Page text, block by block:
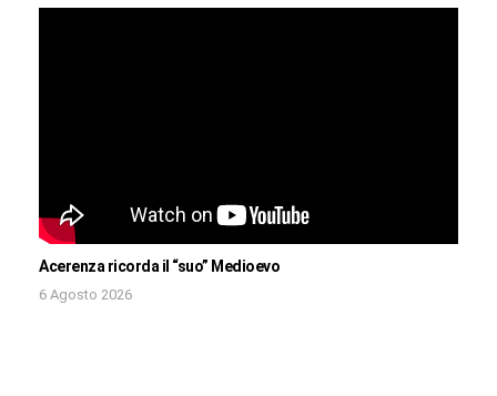
Acerenza ricorda il “suo” Medioevo
6 Agosto 2026